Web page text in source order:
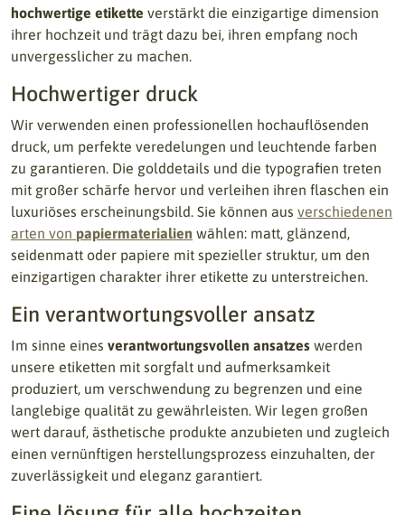
hochwertige etikette verstärkt die einzigartige dimension
ihrer hochzeit und trägt dazu bei, ihren empfang noch
unvergesslicher zu machen.
Hochwertiger druck
Wir verwenden einen professionellen hochauflösenden
druck, um perfekte veredelungen und leuchtende farben
zu garantieren. Die golddetails und die typografien treten
mit großer schärfe hervor und verleihen ihren flaschen ein
luxuriöses erscheinungsbild. Sie können aus verschiedenen
arten von papiermaterialien wählen: matt, glänzend,
seidenmatt oder papiere mit spezieller struktur, um den
einzigartigen charakter ihrer etikette zu unterstreichen.
Ein verantwortungsvoller ansatz
Im sinne eines verantwortungsvollen ansatzes werden
unsere etiketten mit sorgfalt und aufmerksamkeit
produziert, um verschwendung zu begrenzen und eine
langlebige qualität zu gewährleisten. Wir legen großen
wert darauf, ästhetische produkte anzubieten und zugleich
einen vernünftigen herstellungsprozess einzuhalten, der
zuverlässigkeit und eleganz garantiert.